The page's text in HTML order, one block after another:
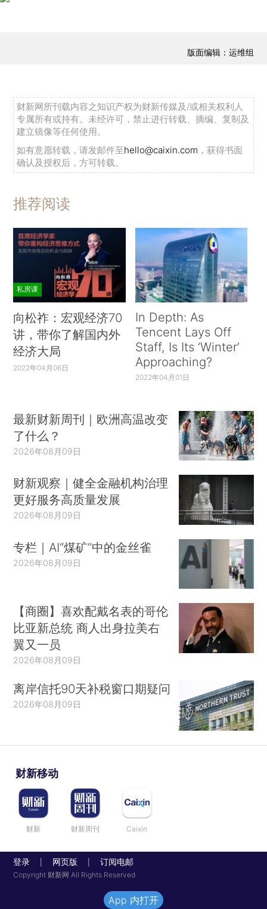
版面编辑：运维组
财新网所刊载内容之知识产权为财新传媒及/或相关权利人
专属所有或持有。未经许可，禁止进行转载、摘编、复制及
建立镜像等任何使用。
如有意愿转载，请发邮件至hello@caixin.com ，获得书面
确认及授权后，方可转载。
推荐阅读
私房课
向松祚：宏观经济70
讲，带你了解国内外
经济大局
2022年04月06日
In Depth: As
Tencent Lays Off
Staff, Is Its ‘Winter’
Approaching?
2022年04月01日
最新财新周刊｜欧洲高温改变
了什么？
2026年08月09日
财新观察｜健全金融机构治理
更好服务高质量发展
2026年08月09日
专栏｜AI“煤矿”中的金丝雀
2026年08月09日
【商圈】喜欢配戴名表的哥伦
比亚新总统 商人出身拉美右
翼又一员
2026年08月09日
离岸信托90天补税窗口期疑问
2026年08月09日
财新移动
财新 财新周刊 Caixin
登录 网页版 订阅电邮
Copyright 财新网 All Rights Reserved
App 内打开